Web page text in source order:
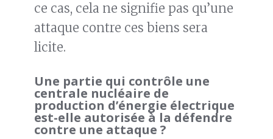
ce cas, cela ne signifie pas qu’une
attaque contre ces biens sera
licite.
Une partie qui contrôle une
centrale nucléaire de
production d’énergie électrique
est-elle autorisée à la défendre
contre une attaque ?